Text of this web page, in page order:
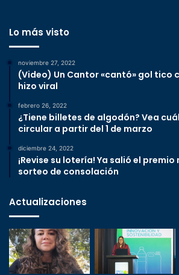
Lo más visto
noviembre 27, 2022
(Video) Un Cantor «cantó» gol tico
hizo viral
febrero 26, 2022
¿Tiene billetes de algodón? Vea
circular a partir del 1 de marzo
diciembre 24, 2022
¡Revise su lotería! Ya salió el
sorteo de consolación
Actualizaciones